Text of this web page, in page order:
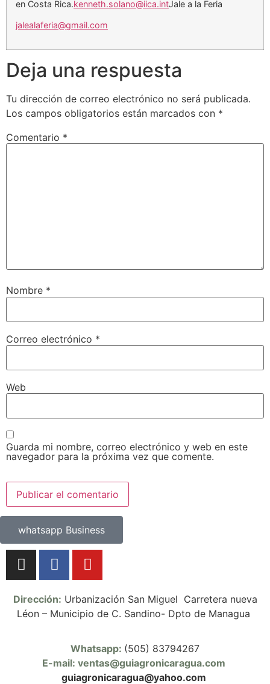
en Costa Rica.kenneth.solano@iica.intJale a la Feria
jalealaferia@gmail.com
Deja una respuesta
Tu dirección de correo electrónico no será publicada.
Los campos obligatorios están marcados con *
Comentario *
Nombre *
Correo electrónico *
Web
Guarda mi nombre, correo electrónico y web en este
navegador para la próxima vez que comente.
whatsapp Business
Whatsapp: (505) 83794267
E-mail: ventas@guiagronicaragua.com
guiagronicaragua@yahoo.com
Dirección: Urbanización San Miguel Carretera nueva
Léon – Municipio de C. Sandino- Dpto de Managua